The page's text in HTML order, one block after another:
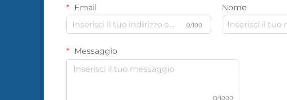
Email
0/100
Nome
Messaggio
0/1000